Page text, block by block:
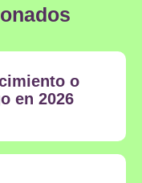
o
en 2026